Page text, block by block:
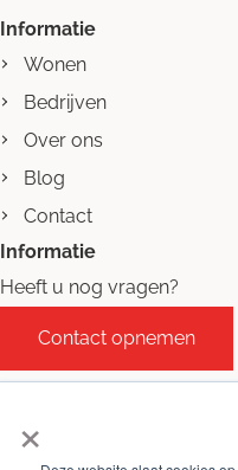
×
Informatie
Wonen
Bedrijven
Over ons
Blog
Contact
Informatie
Heeft u nog vragen?
Contact opnemen